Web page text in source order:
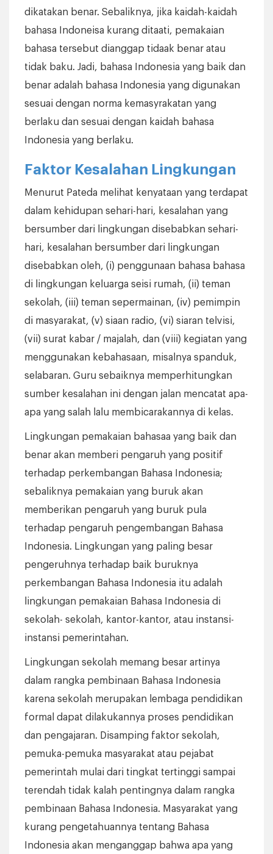
dikatakan benar. Sebaliknya, jika kaidah-kaidah
bahasa Indoneisa kurang ditaati, pemakaian
bahasa tersebut dianggap tidaak benar atau
tidak baku. Jadi, bahasa Indonesia yang baik dan
benar adalah bahasa Indonesia yang digunakan
sesuai dengan norma kemasyrakatan yang
berlaku dan sesuai dengan kaidah bahasa
Indonesia yang berlaku.
Faktor Kesalahan Lingkungan
Menurut Pateda melihat kenyataan yang terdapat
dalam kehidupan sehari-hari, kesalahan yang
bersumber dari lingkungan disebabkan sehari-
hari, kesalahan bersumber dari lingkungan
disebabkan oleh, (i) penggunaan bahasa bahasa
di lingkungan keluarga seisi rumah, (ii) teman
sekolah, (iii) teman sepermainan, (iv) pemimpin
di masyarakat, (v) siaan radio, (vi) siaran telvisi,
(vii) surat kabar / majalah, dan (viii) kegiatan yang
menggunakan kebahasaan, misalnya spanduk,
selabaran. Guru sebaiknya memperhitungkan
sumber kesalahan ini dengan jalan mencatat apa-
apa yang salah lalu membicarakannya di kelas.
Lingkungan pemakaian bahasaa yang baik dan
benar akan memberi pengaruh yang positif
terhadap perkembangan Bahasa Indonesia;
sebaliknya pemakaian yang buruk akan
memberikan pengaruh yang buruk pula
terhadap pengaruh pengembangan Bahasa
Indonesia. Lingkungan yang paling besar
pengeruhnya terhadap baik buruknya
perkembangan Bahasa Indonesia itu adalah
lingkungan pemakaian Bahasa Indonesia di
sekolah- sekolah, kantor-kantor, atau instansi-
instansi pemerintahan.
Lingkungan sekolah memang besar artinya
dalam rangka pembinaan Bahasa Indonesia
karena sekolah merupakan lembaga pendidikan
formal dapat dilakukannya proses pendidikan
dan pengajaran. Disamping faktor sekolah,
pemuka-pemuka masyarakat atau pejabat
pemerintah mulai dari tingkat tertinggi sampai
terendah tidak kalah pentingnya dalam rangka
pembinaan Bahasa Indonesia. Masyarakat yang
kurang pengetahuannya tentang Bahasa
Indonesia akan menganggap bahwa apa yang